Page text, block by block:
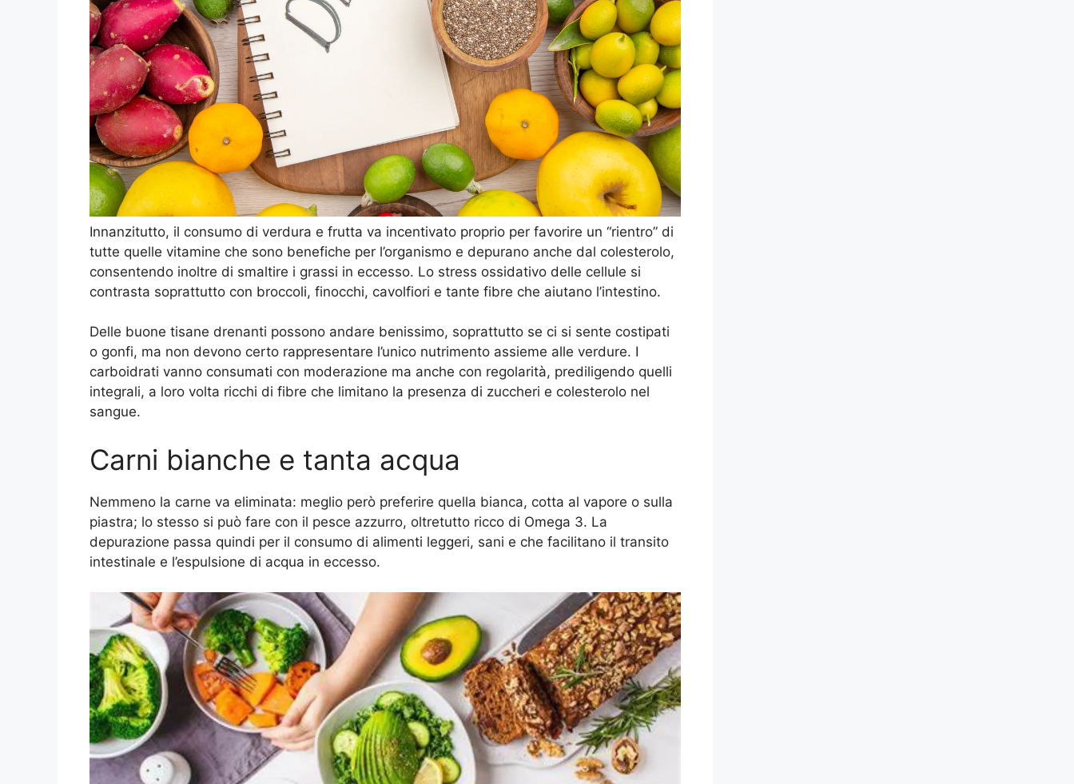
Innanzitutto, il consumo di verdura e frutta va incentivato proprio per favorire un “rientro” di
tutte quelle vitamine che sono benefiche per l’organismo e depurano anche dal colesterolo,
consentendo inoltre di smaltire i grassi in eccesso. Lo stress ossidativo delle cellule si
contrasta soprattutto con broccoli, finocchi, cavolfiori e tante fibre che aiutano l’intestino.
Delle buone tisane drenanti possono andare benissimo, soprattutto se ci si sente costipati
o gonfi, ma non devono certo rappresentare l’unico nutrimento assieme alle verdure. I
carboidrati vanno consumati con moderazione ma anche con regolarità, prediligendo quelli
integrali, a loro volta ricchi di fibre che limitano la presenza di zuccheri e colesterolo nel
sangue.
Carni bianche e tanta acqua
Nemmeno la carne va eliminata: meglio però preferire quella bianca, cotta al vapore o sulla
piastra; lo stesso si può fare con il pesce azzurro, oltretutto ricco di Omega 3. La
depurazione passa quindi per il consumo di alimenti leggeri, sani e che facilitano il transito
intestinale e l’espulsione di acqua in eccesso.